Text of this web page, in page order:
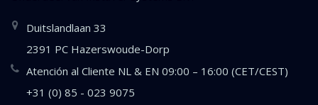
Duitslandlaan 33
2391 PC Hazerswoude-Dorp
Atención al Cliente NL & EN 09:00 – 16:00 (CET/CEST)
+31 (0) 85 - 023 9075